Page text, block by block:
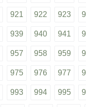
921 922 923
939 940 941
957 958 959
975 976 977
993 994 995